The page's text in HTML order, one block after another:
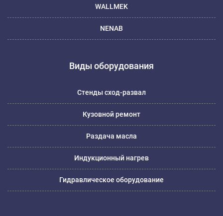
WALLMEK
NENAB
Виды оборудования
Стенды сход-развал
Кузовной ремонт
Раздача масла
Индукционный нагрев
Гидравлическое оборудование